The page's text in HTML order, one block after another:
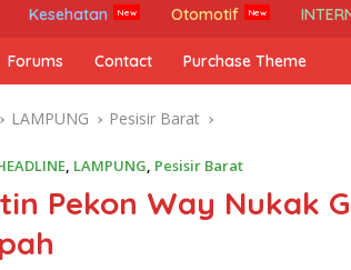
Kesehatan Otomotif
Forums Contact Purchase Theme
LAMPUNG Pesisir Barat
, LAMPUNG, Pesisir Barat
Pekon Way Nukak